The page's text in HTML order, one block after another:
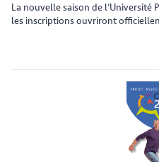
La nouvelle saison de l’Université
les inscriptions ouvriront